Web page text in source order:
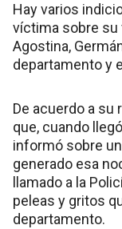
Hay varios
víctima sobre su
Agostina,
departamento y
De acuerdo a su
que, cuando
informó sobre
generado esa
llamado a la
peleas y gritos
departamento.